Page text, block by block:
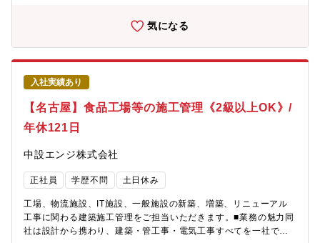
力を学ぶことができ、またジョブローテーションも可能であるた
め技術者としてのゼネラリストを目指すことが可能です。食品工
場のみならず、その他物流施設などにも携わることができ、自身
のスキルを幅広く伸ばしていける点が魅力です。■ポジション特徴
◎休日…振替休日の取得を徹底しており、工期と工期の間に長期
休暇を取っていただく方針です。◎出張…三重・岐阜などの東海
圏を中心とした、本社に近い場所への出張（目安8ヶ月ほど）が発
生します。◎現場手当（5千円～5万円）・遠方手当（2.5～5.5万
円）・帰省手当（6万円）・別居手当（3万円）なども充実してお
理技術者1名・主任技術者4名）◎有給平均取得日数…7日■就業環
境・業務のDX化や、従来であれば現場の社員が行っていた業務を
外注に委託したり、拠点によっては各種書類作成を事務員が代行
するなど、業務負荷の軽減するための様々な取り組みを行ってい
ます。・名古屋鉄道・伊藤忠商事の出資会社ということもあり、
コンプライアンスに対する意識は非常に高い経営を行っている
為、現場でも残業時間に関しては課題感を持ち就労しています。■
気になる
入社実績あり
【名古屋】食品工場等の施工管理《2級以上OK》/
年休121日
中設エンジ株式会社
正社員 学歴不問 土日休み
工場、物流施設、IT施設、一般施設の新築、増築、リニューアル
工事に関わる建築施工管理をご担当いただきます。■業務の魅力同
社は設計から携わり、建築・管工事・電気工事すべてを一社で担